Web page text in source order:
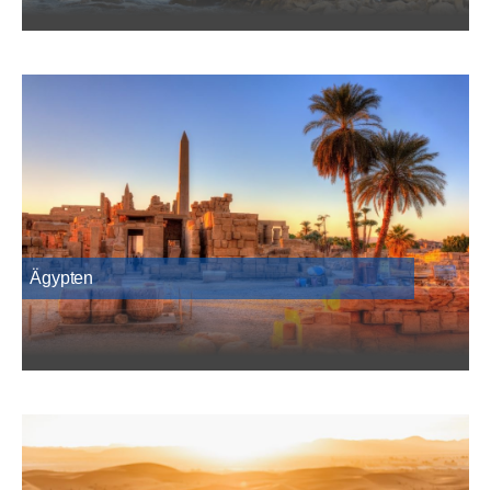
Ägypten